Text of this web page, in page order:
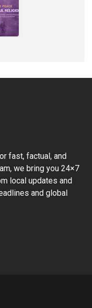
fast, factual, and
we bring you 24×7
local updates and
and global